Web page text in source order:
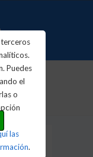
Puedes
el
o
las
.
2025! 🏖️